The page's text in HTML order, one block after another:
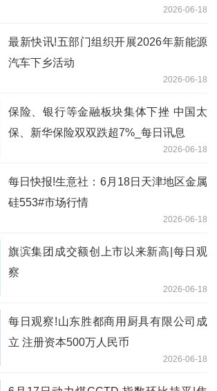
2026-06-18
最新快讯!五部门组织开展2026年新能源
汽车下乡活动
2026-06-18
保险、银行等金融板块集体下挫 中国太
保、新华保险双双跌超7%_每日讯息
2026-06-18
每日快报!生意社：6月18日天津地区金属
硅553#市场行情
2026-06-18
旗滨集团成交额创上市以来新高|每日观
察
2026-06-18
每日观察!山东胜都商用厨具有限公司成
立 注册资本500万人民币
2026-06-18